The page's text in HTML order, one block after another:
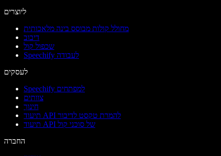
ליוצרים
מחולל קולות מבוסס בינה מלאכותית
דיבוב
שכפול קול
Speechify לעבודה
לעסקים
Speechify למפתחים
צוותים
חינוך
תיעוד API להמרת טקסט לדיבור
תיעוד API של סוכני קול
החברה